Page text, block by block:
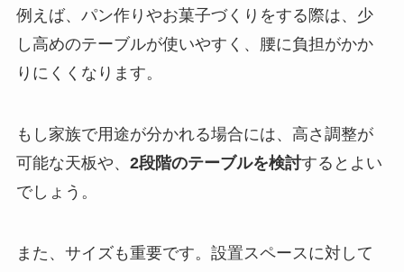
例えば、パン作りやお菓子づくりをする際は、少
し高めのテーブルが使いやすく、腰に負担がかか
りにくくなります。
もし家族で用途が分かれる場合には、高さ調整が
可能な天板や、 2段階のテーブルを検討するとよい
でしょう。
また、サイズも重要です。設置スペースに対して